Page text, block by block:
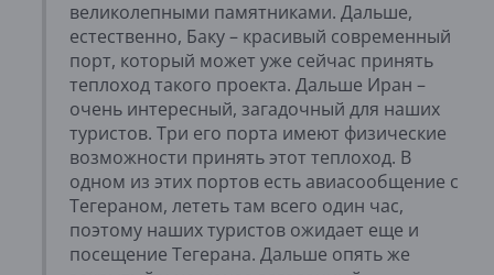
великолепными памятниками. Дальше,
естественно, Баку – красивый современный
порт, который может уже сейчас принять
теплоход такого проекта. Дальше Иран –
очень интересный, загадочный для наших
туристов. Три его порта имеют физические
возможности принять этот теплоход. В
одном из этих портов есть авиасообщение с
Тегераном, лететь там всего один час,
поэтому наших туристов ожидает еще и
посещение Тегерана. Дальше опять же